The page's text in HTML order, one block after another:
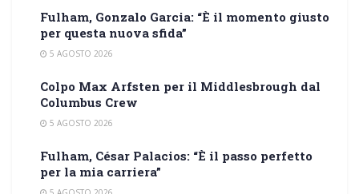
Fulham, Gonzalo Garcia: “È il momento giusto
per questa nuova sfida”
5 AGOSTO 2026
Colpo Max Arfsten per il Middlesbrough dal
Columbus Crew
5 AGOSTO 2026
Fulham, César Palacios: “È il passo perfetto
per la mia carriera”